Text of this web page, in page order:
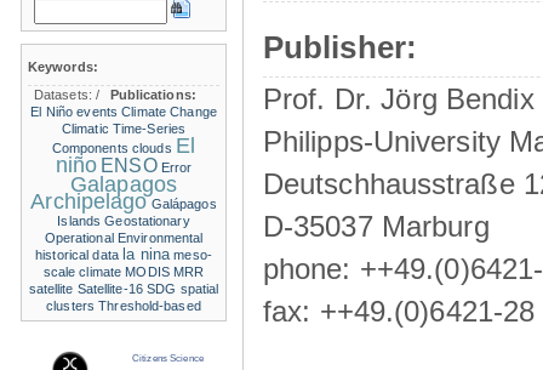
Publisher:
Prof. Dr. Jörg Bendix
Philipps-University
Deutschhausstraße
D-35037 Marburg
phone:
fax: ++49.(0)6421-28
Keywords:
Datasets:/
Publications:
El Niño events Climate Change
Climatic Time-Series
Components clouds El
niño ENSO Error
Galapagos
Archipelago Galápagos
Islands Geostationary
Operational Environmental
historical data la nina meso-
scale climate MODIS MRR
satellite Satellite-16 SDG spatial
clusters Threshold-based
Citizens Science